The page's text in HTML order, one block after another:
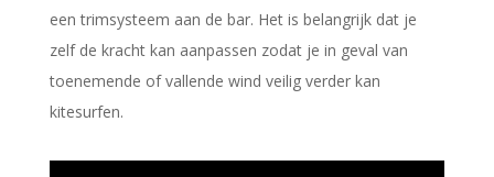
een trimsysteem aan de bar. Het is belangrijk dat je
zelf de kracht kan aanpassen zodat je in geval van
toenemende of vallende wind veilig verder kan
kitesurfen.